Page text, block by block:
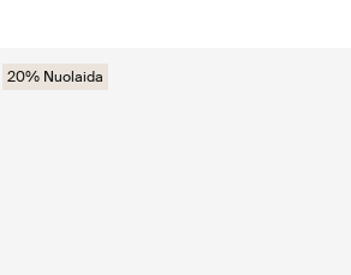
20% Nuolaida